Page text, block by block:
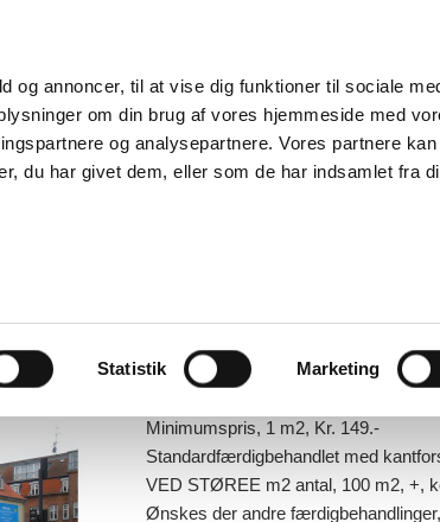
og annoncer, til at vise dig funktioner til sociale
om din brug af vores hjemmeside med
og analysepartnere. Vores partnere kan
du har givet dem, eller som de har indsamlet fra
Statistik Marketing
OM OS KONTAKT
STOFBANNER,
kr.129,00m²
STOFBANNER, 210 gr polyester.
Minimumspris, 1 m2, Kr. 149.-
Standardfærdigbehandlet med
VED STØREE m2 antal, 100 m2, +,
Ønskes der andre